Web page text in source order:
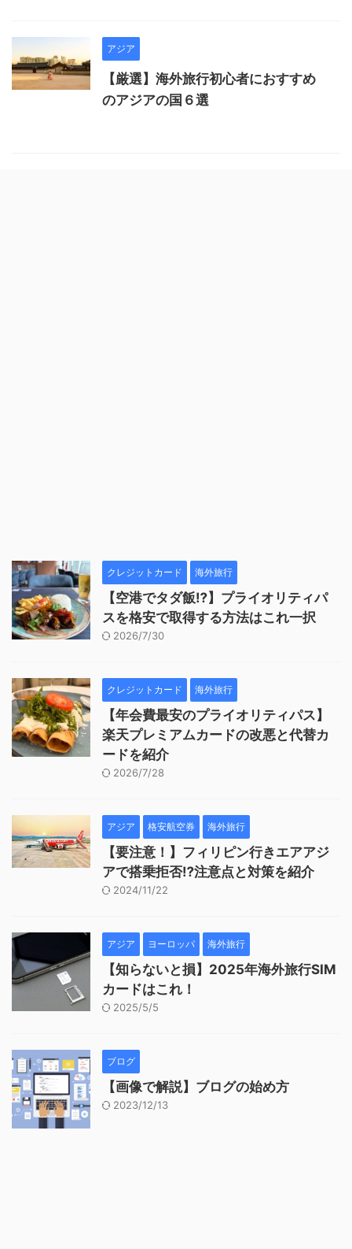
アジア
【厳選】海外旅行初心者におすすめ
のアジアの国６選
クレジットカード 海外旅行
【空港でタダ飯⁉︎】プライオリティパ
スを格安で取得する方法はこれ一択
2026/7/30
クレジットカード 海外旅行
【年会費最安のプライオリティパス】
楽天プレミアムカードの改悪と代替カ
ードを紹介
2026/7/28
アジア 格安航空券 海外旅行
【要注意！】フィリピン行きエアアジ
アで搭乗拒否⁉︎注意点と対策を紹介
2024/11/22
アジア ヨーロッパ 海外旅行
【知らないと損】2025年海外旅行SIM
カードはこれ！
2025/5/5
ブログ
【画像で解説】ブログの始め方
2023/12/13